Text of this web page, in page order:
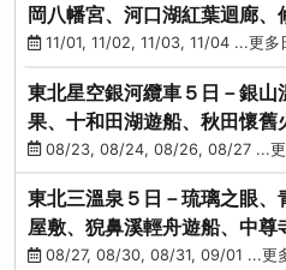
岡八幡宮、河口湖紅葉迴廊
船、熱海梅園
11/01, 11/02, 11/03, 11/04 ...更多
東北星空銀河纜車５日－銀
果、十和田湖遊船、秋田懷舊
美溪、螃蟹本家
08/23, 08/24, 08/26, 08/27 ...更
東北三溫泉５日－琉璃之眼
屋敷、猊鼻溪輕舟遊船、中尊
牡蠣、握壽司體驗
08/27, 08/30, 08/31, 09/01 ...更